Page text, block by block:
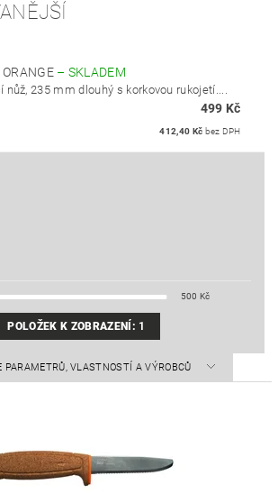
– SKLADEM
nůž, 235 mm dlouhý s korkovou rukojetí....
499 Kč
412,40 Kč bez DPH
500 Kč
POLOŽEK K ZOBRAZENÍ: 1
PARAMETRŮ, VLASTNOSTÍ A VÝROBCŮ